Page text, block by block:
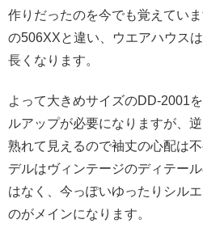
作りだったのを今でも覚えてい
の506XXと違い、ウエアハウス
長くなります。
よって大きめサイズのDD-2001
ルアップが必要になりますが、
熟れて見えるので袖丈の心配は
デルはヴィンテージのディテー
はなく、今っぽいゆったりシル
のがメインになります。